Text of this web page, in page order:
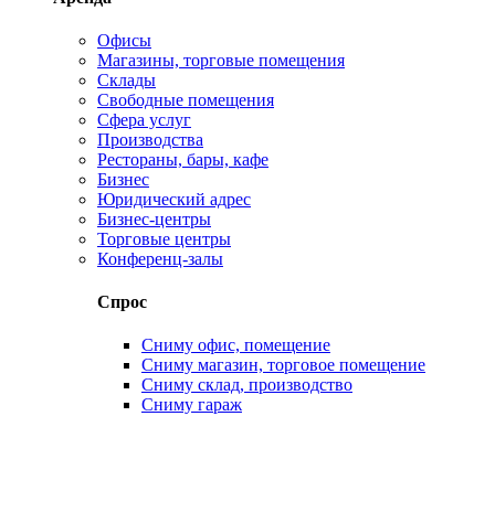
Офисы
Магазины, торговые помещения
Склады
Свободные помещения
Сфера услуг
Производства
Рестораны, бары, кафе
Бизнес
Юридический адрес
Бизнес-центры
Торговые центры
Конференц-залы
Спрос
Сниму офис, помещение
Сниму магазин, торговое помещение
Сниму склад, производство
Сниму гараж